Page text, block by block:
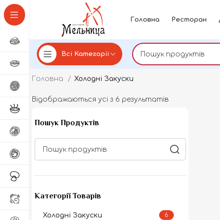
Головна Ресторан
Всі Категорії
Головна Холодні Закуски
Відображаються усі з 6 результатів
Пошук Продуктів
Категорії Товарів
Холодні Закуски 6